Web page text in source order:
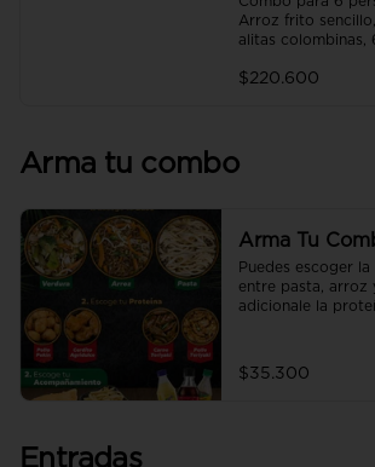
Arroz frito
alitas colombinas,
individuales.
$220.600
Arma tu combo
Arma Tu
Puedes escoger
entre pasta, arroz
adicionale la
$35.300
Entradas